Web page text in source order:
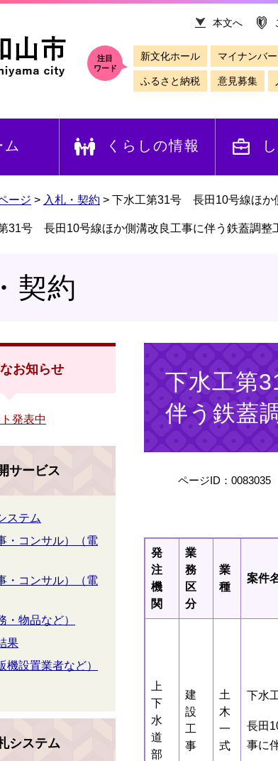
本文へ
注目
ワード
新文化ホール マイナンバ
ふるさと納税 意見募集
ム くらしの情報
ージ > 入札・契約 > 下水工第31号 長田10号線ほか
31号 長田10号線ほか側溝改良工事に伴う鉄蓋調整
契約
下水工第
伴う鉄蓋
ページID：0083035
発
注
機
関
業
務
区
分
業
種
案件
上
下
水
道
部
建
設
工
事
土
木
一
式
下水
長田
事に
お知らせ
発表中
サービス
ステム
・コンサル）（電
・コンサル）（電
・物品など）
果
機設置業者など）
システム